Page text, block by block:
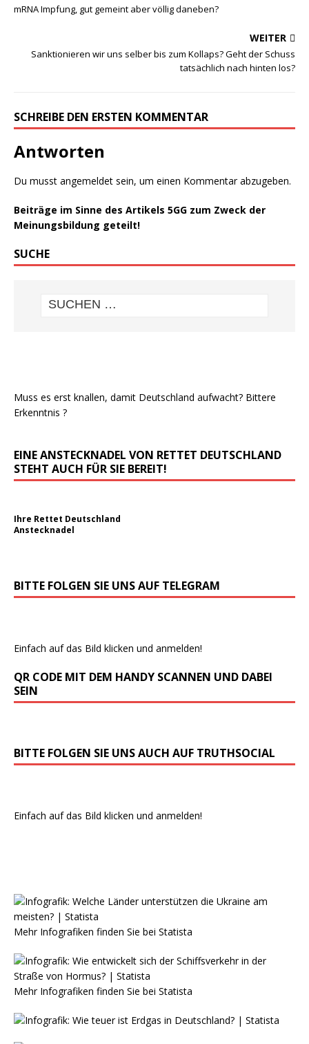
mRNA Impfung, gut gemeint aber völlig daneben?
WEITER
Sanktionieren wir uns selber bis zum Kollaps? Geht der Schuss
tatsächlich nach hinten los?
SCHREIBE DEN ERSTEN KOMMENTAR
Antworten
Du musst angemeldet sein, um einen Kommentar abzugeben.
Beiträge im Sinne des Artikels 5GG zum Zweck der
Meinungsbildung geteilt!
SUCHE
Muss es erst knallen, damit Deutschland aufwacht? Bittere
Erkenntnis ?
EINE ANSTECKNADEL VON RETTET DEUTSCHLAND
STEHT AUCH FÜR SIE BEREIT!
Ihre Rettet Deutschland
Anstecknadel
BITTE FOLGEN SIE UNS AUF TELEGRAM
Einfach auf das Bild klicken und anmelden!
QR CODE MIT DEM HANDY SCANNEN UND DABEI
SEIN
BITTE FOLGEN SIE UNS AUCH AUF TRUTHSOCIAL
Einfach auf das Bild klicken und anmelden!
Mehr Infografiken finden Sie bei Statista
Mehr Infografiken finden Sie bei Statista